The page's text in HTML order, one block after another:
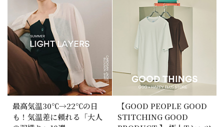
最高気温30℃→22℃の日
も！気温差に頼れる「大人
【GOOD PEOPLE GOOD
STITCHING GOOD